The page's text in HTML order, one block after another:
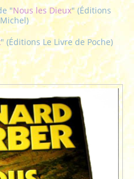
"Nous les Dieux" (Éditions
" (Éditions Le Livre de Poche)